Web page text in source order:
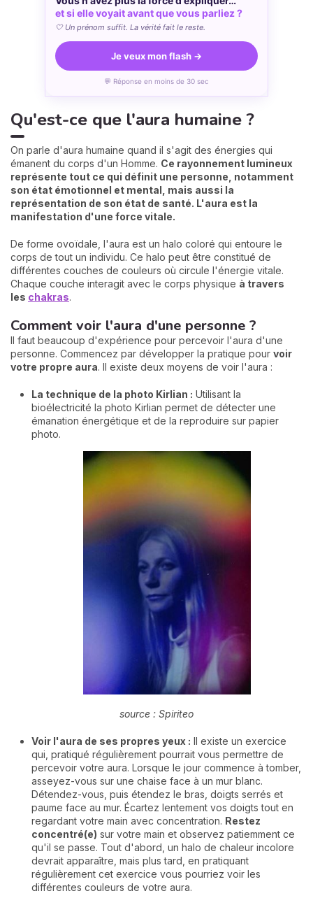
et si elle voyait avant que vous parliez ?
🤍 Un prénom suffit. La vérité fait le reste.
Je veux mon flash →
💬 Réponse en moins de 30 sec
Qu'est-ce que l'aura humaine ?
On parle d'aura humaine quand il s'agit des énergies qui
émanent du corps d'un Homme. Ce rayonnement lumineux
représente tout ce qui définit une personne, notamment
son état émotionnel et mental, mais aussi la
représentation de son état de santé. L'aura est la
manifestation d'une force vitale.
De forme ovoïdale, l'aura est un halo coloré qui entoure le
corps de tout un individu. Ce halo peut être constitué de
différentes couches de couleurs où circule l'énergie vitale.
Chaque couche interagit avec le corps physique à travers
les chakras.
Comment voir l'aura d'une personne ?
Il faut beaucoup d'expérience pour percevoir l'aura d'une
personne. Commencez par développer la pratique pour voir
votre propre aura. Il existe deux moyens de voir l'aura :
La technique de la photo Kirlian : Utilisant la
bioélectricité la photo Kirlian permet de détecter une
émanation énergétique et de la reproduire sur papier
photo.
source : Spiriteo
Voir l'aura de ses propres yeux : Il existe un exercice
qui, pratiqué régulièrement pourrait vous permettre de
percevoir votre aura. Lorsque le jour commence à tomber,
asseyez-vous sur une chaise face à un mur blanc.
Détendez-vous, puis étendez le bras, doigts serrés et
paume face au mur. Écartez lentement vos doigts tout en
regardant votre main avec concentration. Restez
concentré(e) sur votre main et observez patiemment ce
qu'il se passe. Tout d'abord, un halo de chaleur incolore
devrait apparaître, mais plus tard, en pratiquant
régulièrement cet exercice vous pourriez voir les
différentes couleurs de votre aura.